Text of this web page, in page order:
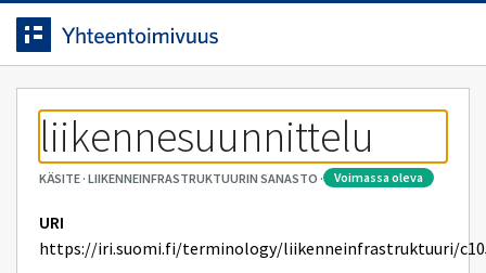
Siirrytty
sivulle
Siirry suoraan sisältöön.
liikennesuunnittelu
KÄSITE· LIIKENNEINFRASTRUKTUURIN SANASTO · voimassa oleva
URI
https://iri.suomi.fi/terminology/liikenneinfrastruktuuri/